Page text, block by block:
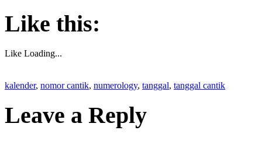
Like this:
Like Loading...
kalender, nomor cantik, numerology, tanggal, tanggal cantik
Leave a Reply